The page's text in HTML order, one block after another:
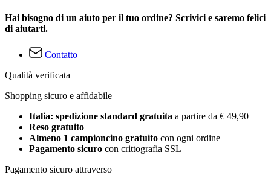
Hai bisogno di un aiuto per il tuo ordine? Scrivici e saremo felici
di aiutarti.
Contatto
Qualità verificata
Shopping sicuro e affidabile
Italia: spedizione standard gratuita a partire da € 49,90
Reso gratuito
Almeno 1 campioncino gratuito con ogni ordine
Pagamento sicuro con crittografia SSL
Pagamento sicuro attraverso